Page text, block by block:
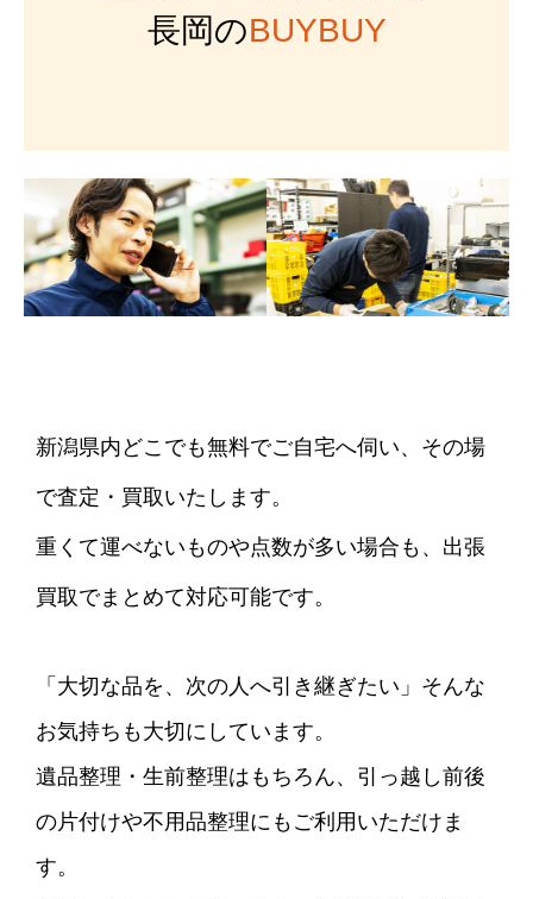
長岡のBUYBUY
新潟県内どこでも無料でご自宅へ伺い、その場
で査定・買取いたします。
重くて運べないものや点数が多い場合も、出張
買取でまとめて対応可能です。
「大切な品を、次の人へ引き継ぎたい」そんな
お気持ちも大切にしています。
遺品整理・生前整理はもちろん、引っ越し前後
の片付けや不用品整理にもご利用いただけま
す。